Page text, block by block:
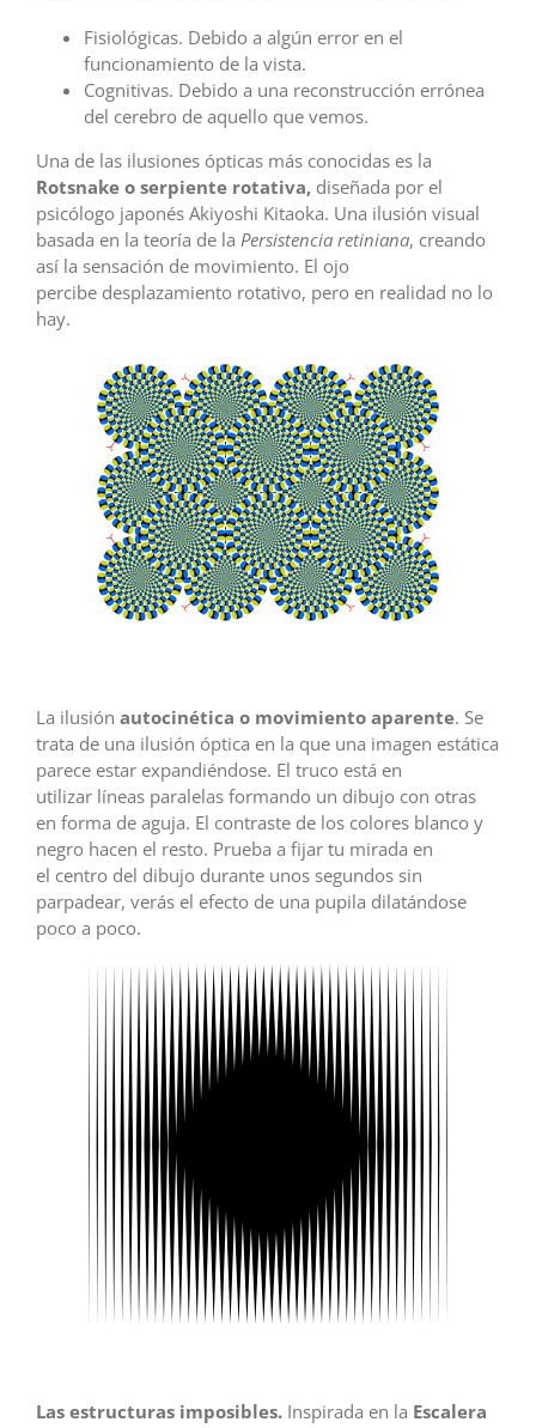
Fisiológicas. Debido a algún error en el
funcionamiento de la vista.
Cognitivas. Debido a una reconstrucción errónea
del cerebro de aquello que vemos.
Una de las ilusiones ópticas más conocidas es la
Rotsnake o serpiente rotativa, diseñada por el
psicólogo japonés Akiyoshi Kitaoka. Una ilusión visual
basada en la teoría de la Persistencia retiniana, creando
así la sensación de movimiento. El ojo
percibe desplazamiento rotativo, pero en realidad no lo
hay.
La ilusión autocinética o movimiento aparente. Se
trata de una ilusión óptica en la que una imagen estática
parece estar expandiéndose. El truco está en
utilizar líneas paralelas formando un dibujo con otras
en forma de aguja. El contraste de los colores blanco y
negro hacen el resto. Prueba a fijar tu mirada en
el centro del dibujo durante unos segundos sin
parpadear, verás el efecto de una pupila dilatándose
poco a poco.
Las estructuras imposibles. Inspirada en la Escalera